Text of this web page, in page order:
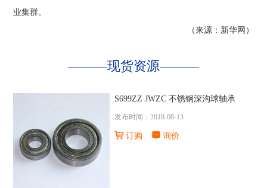
业集群。
（来源：新华网）
———现货资源———
S699ZZ JWZC 不锈钢深沟球轴承
发布时间：2018-08-13
订购 询价